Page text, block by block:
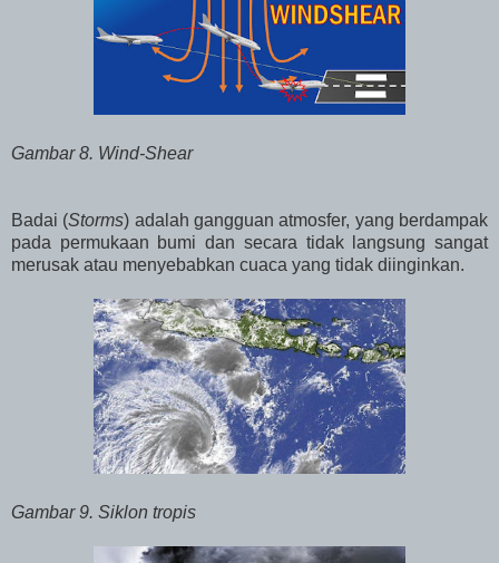
Gambar 8. Wind-Shear
Badai (Storms) adalah gangguan atmosfer, yang berdampak
pada permukaan bumi dan secara tidak langsung sangat
merusak atau menyebabkan cuaca yang tidak diinginkan.
Gambar 9. Siklon tropis